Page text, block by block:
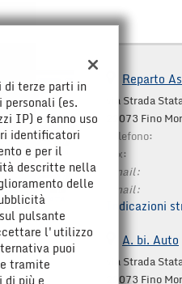
Reparto
via Strada
22073 Fino
Telefono:
Fax:
Email:
Email:
Indicazioni
A. bi. Auto
via Strada
22073 Fino
terze parti in
(es.
IP) e fanno uso
identificatori
e per il
descritte nella
delle
pulsante
l'utilizzo
puoi
tramite